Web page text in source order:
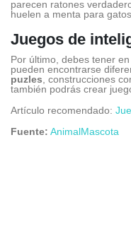
parecen ratones
huelen a menta para
Juegos de
Por último, debes tener
pueden encontrarse
puzles, construcciones
también podrás crear
Artículo recomendado:
Fuente: AnimalMascota